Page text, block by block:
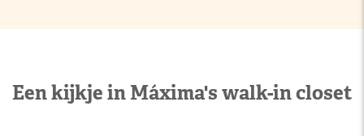
Een kijkje in Máxima's walk-in closet